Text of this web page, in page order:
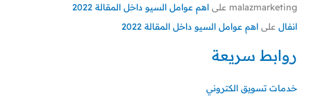
malazmarketing على اهم عوامل السيو داخل المقالة 2022
انفال على اهم عوامل السيو داخل المقالة 2022
روابط سريعة
خدمات تسويق الكتروني